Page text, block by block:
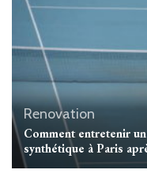
Renovation
Comment entretenir
synthétique à Paris